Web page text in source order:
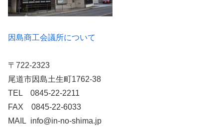
因島商工会議所について
〒722-2323
尾道市因島土生町1762-38
TEL 0845-22-2211
FAX 0845-22-6033
MAIL info@in-no-shima.jp